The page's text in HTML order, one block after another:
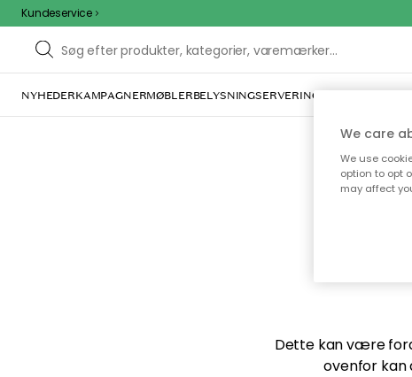
Kundeservice
NYHEDERKAMPAGNERMØBLERBELYSNINGSERVERING INDRETNING
Vi
Dette kan være
ovenfor kan
We care
We use
option to opt
may affect